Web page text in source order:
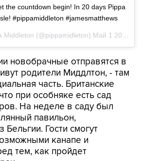
the countdown begin! In 20 days Pippa
#pippamiddleton #jamesmatthews
Middleton (@pippamidleton) Май 1 2017 в 7:15 PDT
новобрачные отправятся в
родители Миддлтон, - там
часть. Британские
при особняке есть сад
На неделе в саду был
павильон,
Бельгии. Гости смогут
канапе и
тем, как пройдет